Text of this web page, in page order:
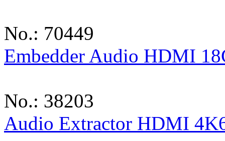
No.: 70449
Embedder Audio HDMI
No.: 38203
Audio Extractor HDMI